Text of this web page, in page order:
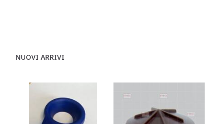
NUOVI ARRIVI